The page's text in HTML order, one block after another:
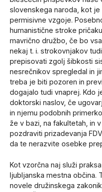
slovenskega naroda, kot
permisivne vzgoje.
humanistične stroke
mavrično družbo, če bo
nekaj t. i. strokovnjakov
prepisovati zgolj šibkosti
nesrečnikov spregledal in
treba je biti pozoren in
dogajalo tudi vnaprej. Kdo
doktorski naslov, če
in njemu podobnih
že v bazi, na fakultetah, in
pozdraviti prizadevanja
da te nerazvite osebke
Kot vzorčna naj služi
ljubljanska mestna občina.
novele družinskega